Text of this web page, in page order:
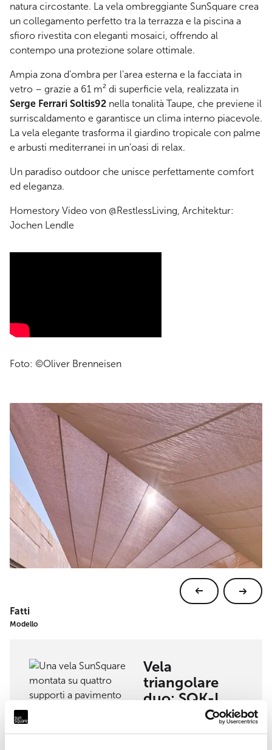
natura circostante. La vela ombreggiante SunSquare crea
un collegamento perfetto tra la terrazza e la piscina a
sfioro rivestita con eleganti mosaici, offrendo al
contempo una protezione solare ottimale.
Ampia zona d’ombra per l’area esterna e la facciata in
vetro – grazie a 61 m² di superficie vela, realizzata in
Serge Ferrari Soltis92 nella tonalità Taupe, che previene il
surriscaldamento e garantisce un clima interno piacevole.
La vela elegante trasforma il giardino tropicale con palme
e arbusti mediterranei in un’oasi di relax.
Un paradiso outdoor che unisce perfettamente comfort
ed eleganza.
Homestory Video von @RestlessLiving, Architektur:
Jochen Lendle
Foto: ©Oliver Brenneisen
Fatti
Modello
Vela
triangolare
duo: SQK-I